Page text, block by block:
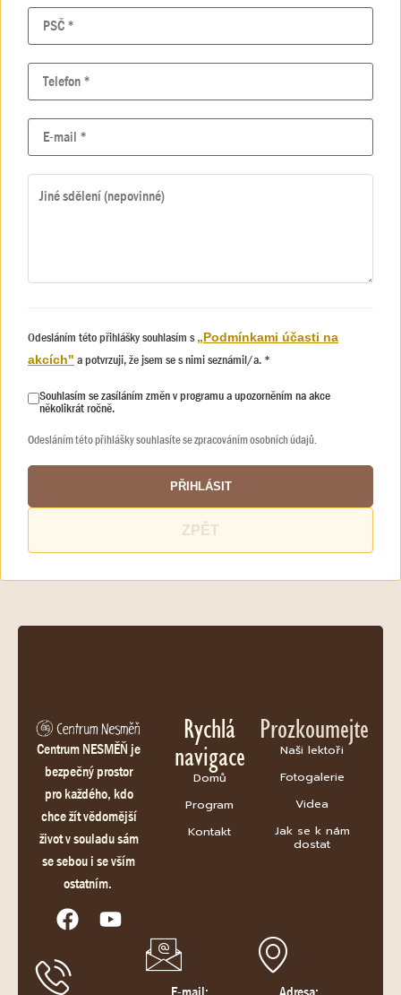
Odesláním této přihlášky souhlasím s„Podmínkami účasti na
akcích" a potvrzuji, že jsem se s nimi seznámil/a. *
Souhlasím se zasíláním změn v programu a upozorněním na akce
několikrát ročně.
Odesláním této přihlášky souhlasíte se zpracováním osobních údajů.
PŘIHLÁSIT
ZPĚT
Centrum NESMĚŇ je
bezpečný prostor
pro každého, kdo
chce žít vědomější
život v souladu sám
se sebou i se vším
ostatním.
Rychlá
navigace
Domů
Program
Kontakt
Prozkoumejte
Naši lektoři
Fotogalerie
Videa
Jak se k nám
dostat